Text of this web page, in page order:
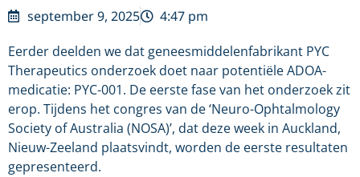
september 9, 2025
4:47 pm
Eerder deelden we dat geneesmiddelenfabrikant PYC
Therapeutics onderzoek doet naar potentiële ADOA-
medicatie: PYC-001. De eerste fase van het onderzoek zit
erop. Tijdens het congres van de ‘Neuro-Ophtalmology
Society of Australia (NOSA)’, dat deze week in Auckland,
Nieuw-Zeeland plaatsvindt, worden de eerste resultaten
gepresenteerd.